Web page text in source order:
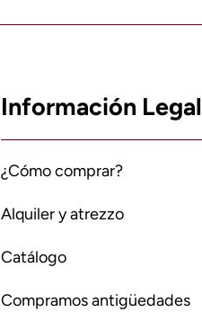
Información Legal
¿Cómo comprar?
Alquiler y atrezzo
Catálogo
Compramos antigüedades